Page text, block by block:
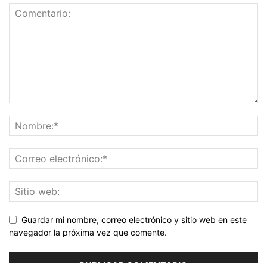
Guardar mi nombre, correo electrónico y sitio web en este
navegador la próxima vez que comente.